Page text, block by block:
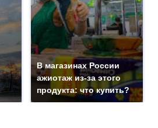
В магазинах России
ажиотаж из-за этого
продукта: что купить?